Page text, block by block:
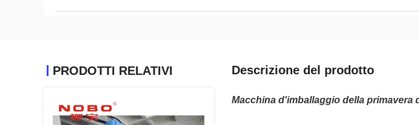
PRODOTTI RELATIVI Descrizione del prodotto
Macchina d'imballaggio della primavera